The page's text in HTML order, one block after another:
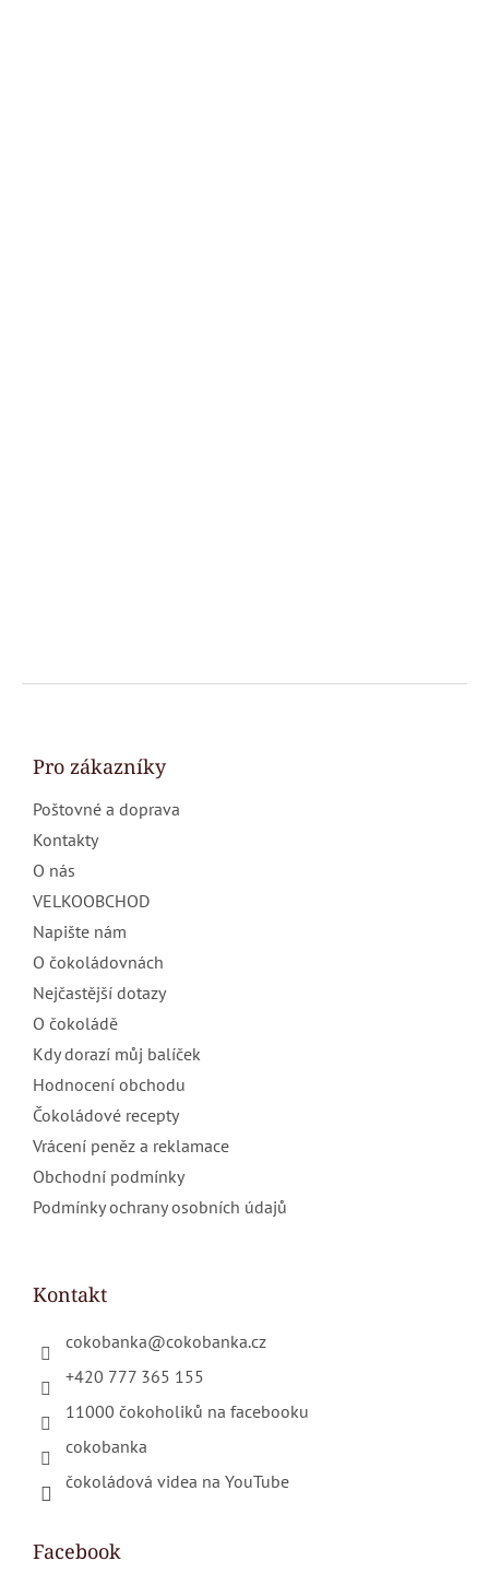
Z
Pro zákazníky
Poštovné a doprava
Kontakty
O nás
VELKOOBCHOD
Napište nám
O čokoládovnách
Nejčastější dotazy
O čokoládě
Kdy dorazí můj balíček
Hodnocení obchodu
Čokoládové recepty
Vrácení peněz a reklamace
Obchodní podmínky
Podmínky ochrany osobních údajů
Kontakt
cokobanka@cokobanka.cz
+420 777 365 155
11000 čokoholiků na facebooku
cokobanka
čokoládová videa na YouTube
Facebook